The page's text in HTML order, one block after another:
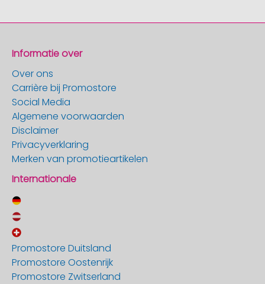
Informatie over
Over ons
Carrière bij Promostore
Social Media
Algemene voorwaarden
Disclaimer
Privacyverklaring
Merken van promotieartikelen
Internationale
Promostore Duitsland
Promostore Oostenrijk
Promostore Zwitserland